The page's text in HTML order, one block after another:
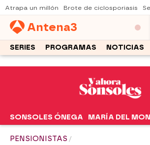
Atrapa un millón Brote de ciclosporiasis
Antena3
SERIES PROGRAMAS NOTICIAS
SONSOLES ÓNEGA MARÍA DEL
PENSIONISTAS